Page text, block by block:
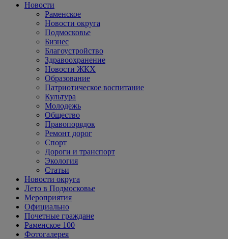
Новости
Раменское
Новости округа
Подмосковье
Бизнес
Благоустройство
Здравоохранение
Новости ЖКХ
Образование
Патриотическое воспитание
Культура
Молодежь
Общество
Правопорядок
Ремонт дорог
Спорт
Дороги и транспорт
Экология
Статьи
Новости округа
Лето в Подмосковье
Мероприятия
Официально
Почетные граждане
Раменское 100
Фотогалерея